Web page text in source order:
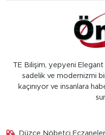
TE Bilişim, yepyeni
sadelik ve modernizmi
kaçınıyor ve insanlara
Düzce Nöbetçi Eczaneler